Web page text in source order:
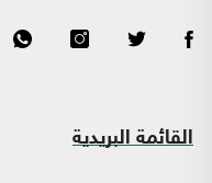
القائمة البريدية